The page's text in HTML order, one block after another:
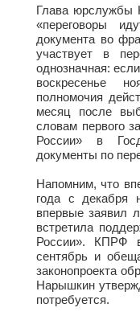
Глава юрслужбы
«переговоры
документа во
участвует в
однозначная:
воскресенье
полномочия
месяц после
словам первого
России» в
документы по
Напомним, что
года с декабря
впервые заявил
встретила
России». КПРФ
сентябрь и
законопроекта
Нарышкин
потребуется.